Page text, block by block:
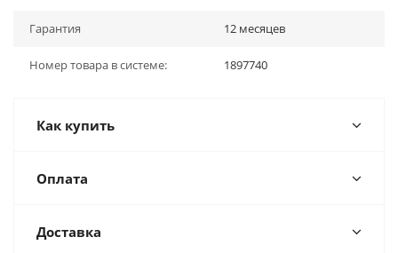
Гарантия 12 месяцев
Номер товара в системе: 1897740
Как купить
Оплата
Доставка